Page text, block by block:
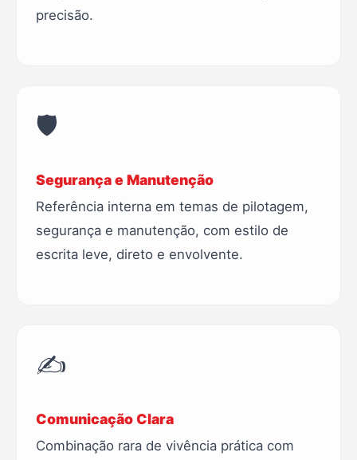
precisão.
🛡️
Segurança e Manutenção
Referência interna em temas de pilotagem,
segurança e manutenção, com estilo de
escrita leve, direto e envolvente.
✍️
Comunicação Clara
Combinação rara de vivência prática com